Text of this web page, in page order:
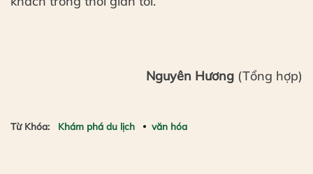
Nguyên Hương (Tổng hợp)
Từ Khóa: Khám phá du lịch văn hóa